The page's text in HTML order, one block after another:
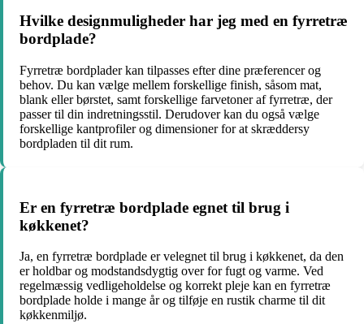
Hvilke designmuligheder har jeg med en fyrretræ
bordplade?
Fyrretræ bordplader kan tilpasses efter dine præferencer og
behov. Du kan vælge mellem forskellige finish, såsom mat,
blank eller børstet, samt forskellige farvetoner af fyrretræ, der
passer til din indretningsstil. Derudover kan du også vælge
forskellige kantprofiler og dimensioner for at skræddersy
bordpladen til dit rum.
Er en fyrretræ bordplade egnet til brug i
køkkenet?
Ja, en fyrretræ bordplade er velegnet til brug i køkkenet, da den
er holdbar og modstandsdygtig over for fugt og varme. Ved
regelmæssig vedligeholdelse og korrekt pleje kan en fyrretræ
bordplade holde i mange år og tilføje en rustik charme til dit
køkkenmiljø.